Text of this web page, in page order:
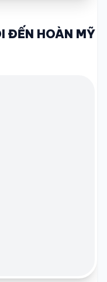
ĐẾN HOÀN MỸ